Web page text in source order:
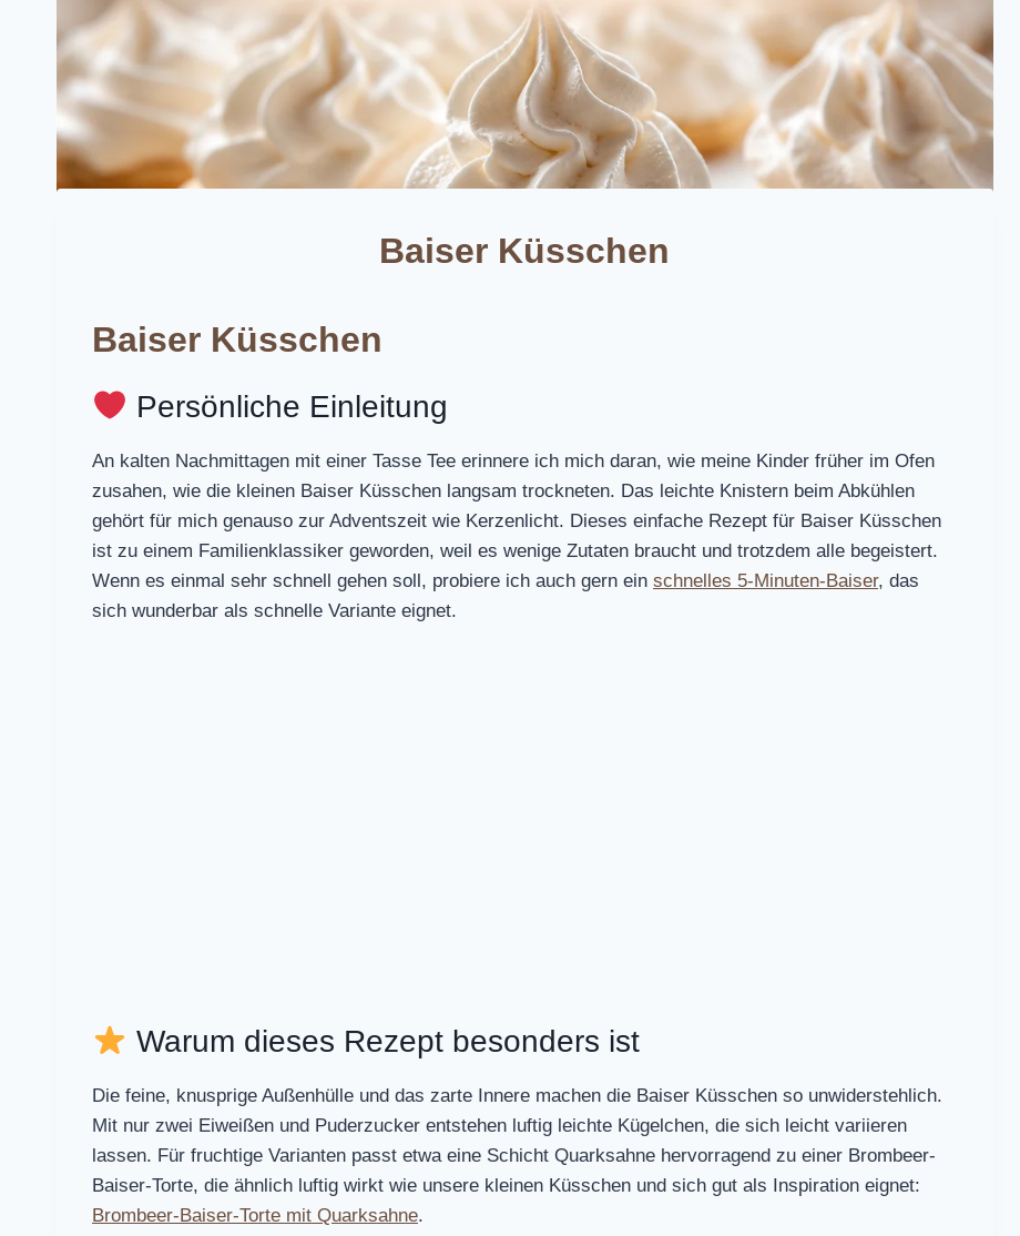
Baiser Küsschen
Baiser Küsschen
Persönliche Einleitung
An kalten Nachmittagen mit einer Tasse Tee erinnere ich mich daran, wie meine Kinder früher im Ofen
zusahen, wie die kleinen Baiser Küsschen langsam trockneten. Das leichte Knistern beim Abkühlen
gehört für mich genauso zur Adventszeit wie Kerzenlicht. Dieses einfache Rezept für Baiser Küsschen
ist zu einem Familienklassiker geworden, weil es wenige Zutaten braucht und trotzdem alle begeistert.
Wenn es einmal sehr schnell gehen soll, probiere ich auch gern ein schnelles 5-Minuten-Baiser, das
sich wunderbar als schnelle Variante eignet.
Warum dieses Rezept besonders ist
Die feine, knusprige Außenhülle und das zarte Innere machen die Baiser Küsschen so unwiderstehlich.
Mit nur zwei Eiweißen und Puderzucker entstehen luftig leichte Kügelchen, die sich leicht variieren
lassen. Für fruchtige Varianten passt etwa eine Schicht Quarksahne hervorragend zu einer Brombeer-
Baiser-Torte, die ähnlich luftig wirkt wie unsere kleinen Küsschen und sich gut als Inspiration eignet:
Brombeer-Baiser-Torte mit Quarksahne.